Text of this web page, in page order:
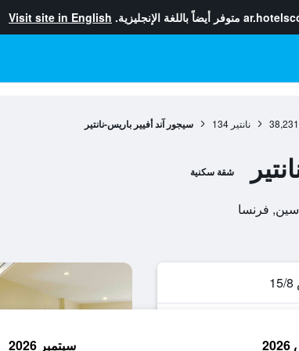
متوفر أيضاً باللغة الإنجليزية. Visit site in English
38,231 نانتير 134 سيجور آند أفيير باريس-نانتير
شقة سكنية
سبتمبر 2026